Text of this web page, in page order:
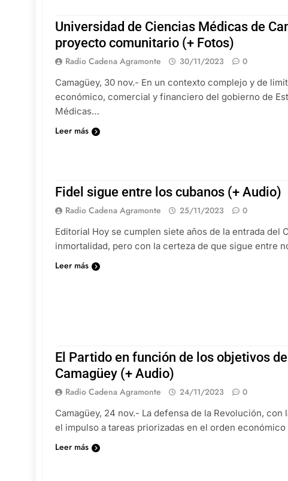
Universidad de Ciencias Médicas de
proyecto comunitario (+ Fotos)
Radio Cadena Agramonte 30/11/2023
0
Camagüey, 30 nov.- En un contexto complejo y de
económico, comercial y financiero del gobierno de
Médicas…
Leer más
Fidel sigue entre los cubanos (+ Audio)
Radio Cadena Agramonte 25/11/2023
0
Editorial Hoy se cumplen siete años de la entrada del
inmortalidad, pero con la certeza de que sigue entre
Leer más
El Partido en función de los objetivos
Camagüey (+ Audio)
Radio Cadena Agramonte 24/11/2023
0
Camagüey, 24 nov.- La defensa de la Revolución,
el impulso a tareas priorizadas en el orden
Leer más